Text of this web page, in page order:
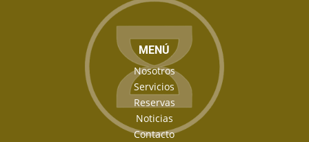
MENÚ
Nosotros
Servicios
Reservas
Noticias
Contacto